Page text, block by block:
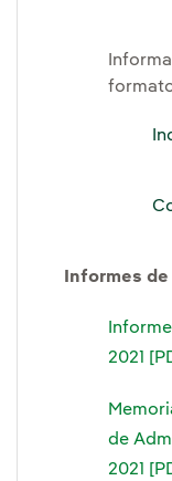
Informes
2021
de
2021